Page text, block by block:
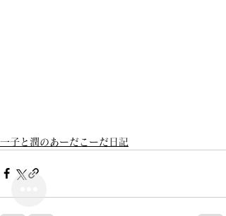
一子と潤のあーだこーだ日記